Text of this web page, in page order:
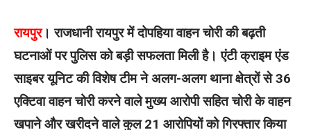
रायपुर। राजधानी रायपुर में दोपहिया वाहन चोरी की बढ़ती
घटनाओं पर पुलिस को बड़ी सफलता मिली है। एंटी क्राइम एंड
साइबर यूनिट की विशेष टीम ने अलग-अलग थाना क्षेत्रों से 36
एक्टिवा वाहन चोरी करने वाले मुख्य आरोपी सहित चोरी के वाहन
खपाने और खरीदने वाले कुल 21 आरोपियों को गिरफ्तार किया